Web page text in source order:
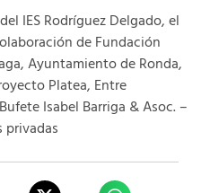
IES Rodríguez Delgado, el
de Fundación
Ayuntamiento de Ronda,
Platea, Entre
Isabel Barriga & Asoc. –
privadas